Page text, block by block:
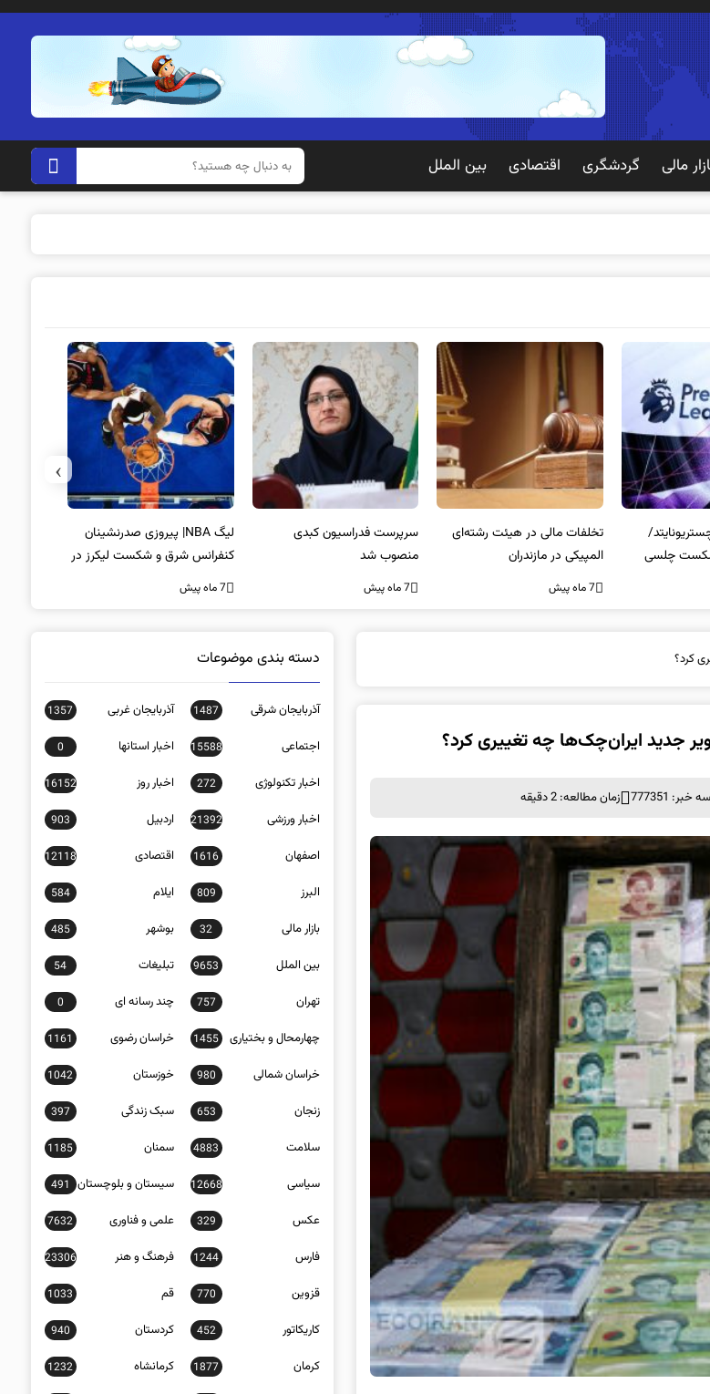
مالی گردشگری اقتصادی بین الملل
چلسی
تخلفات مالی در هیئت رشته‌ای
المپیکی در مازندران
7 ماه پیش
سرپرست فدراسیون کبدی
منصوب شد
7 ماه پیش
لیگ NBA| پیروزی صدرنشینان
کنفرانس شرق و شکست لیکرز در
غیاب جیمز
7 ماه پیش
›
777351 زمان مطالعه: 2 دقیقه
دسته بندی موضوعات
آذربایجان شرقی 1487 آذربایجان غربی 1357
اجتماعی 15588 اخبار استانها 0
اخبار تکنولوژی 272 اخبار روز 16152
اخبار ورزشی 21392 اردبیل 903
اصفهان 1616 اقتصادی 12118
البرز 809 ایلام 584
بازار مالی 32 بوشهر 485
بین الملل 9653 تبلیغات 54
تهران 757 چند رسانه ای 0
چهارمحال و بختیاری 1455 خراسان رضوی 1161
خراسان شمالی 980 خوزستان 1042
زنجان 653 سبک زندگی 397
سلامت 4883 سمنان 1185
سیاسی 12668 سیستان و بلوچستان 491
عکس 329 علمی و فناوری 7632
فارس 1244 فرهنگ و هنر 23306
قزوین 770 قم 1033
کاریکاتور 452 کردستان 940
کرمان 1877 کرمانشاه 1232